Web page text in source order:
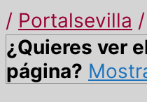
/ Portalsevilla
¿Quieres ver
página?